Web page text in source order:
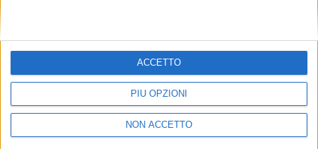
PIÙ OPZIONI
NON ACCETTO
ACCETTO